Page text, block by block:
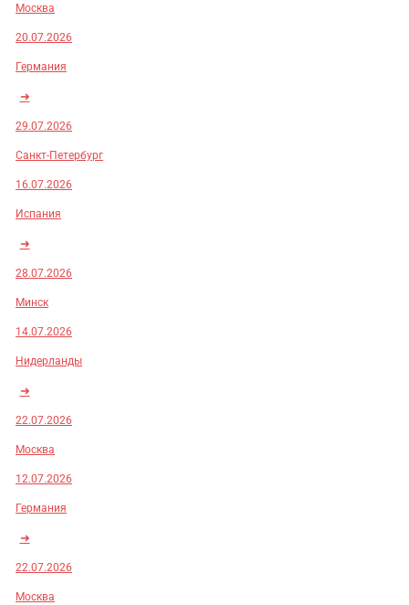
Москва
20.07.2026
Германия
➜
29.07.2026
Санкт-Петербург
16.07.2026
Испания
➜
28.07.2026
Минск
14.07.2026
Нидерланды
➜
22.07.2026
Москва
12.07.2026
Германия
➜
22.07.2026
Москва